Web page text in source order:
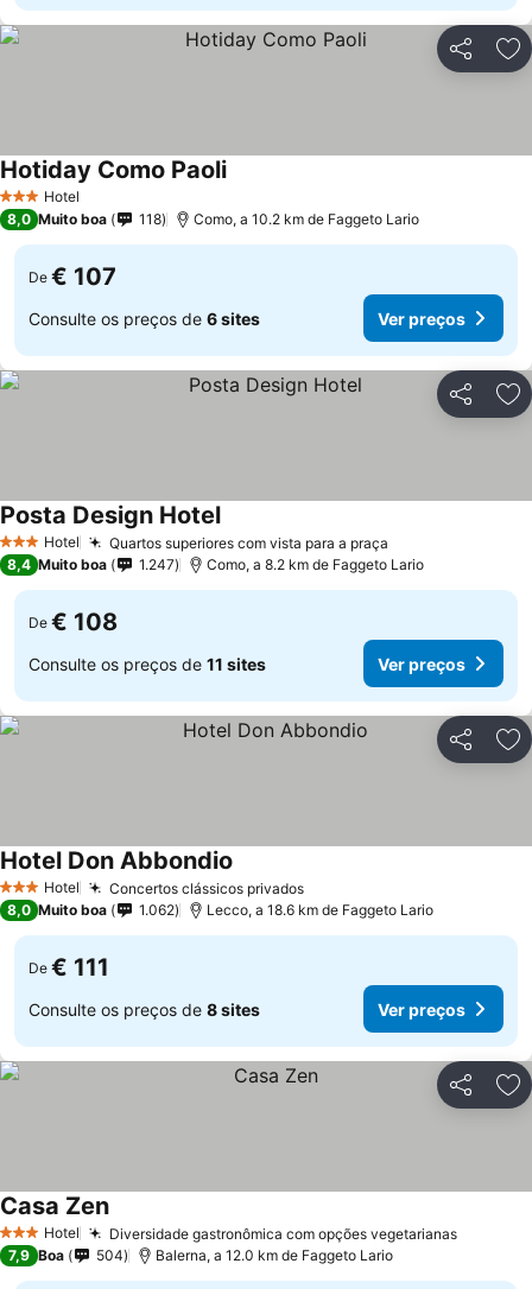
Partilhar
3 EstrelasHotel
Hotiday Como Paoli
8,0 Muito boa 118 Como, a 10.2 km de Faggeto Lario
De € 107
Consulte os preços de 6 sites Ver preços
Partilhar
3 EstrelasHotel Quartos superiores com vista para a praça
Posta Design Hotel
8,4 Muito boa 1.247 Como, a 8.2 km de Faggeto Lario
De € 108
Consulte os preços de 11 sites Ver preços
Partilhar
3 EstrelasHotel Concertos clássicos privados
Hotel Don Abbondio
8,0 Muito boa 1.062 Lecco, a 18.6 km de Faggeto Lario
De € 111
Consulte os preços de 8 sites Ver preços
Partilhar
3 EstrelasHotel Diversidade gastronômica com opções vegetarianas
Casa Zen
7,9 Boa 504 Balerna, a 12.0 km de Faggeto Lario